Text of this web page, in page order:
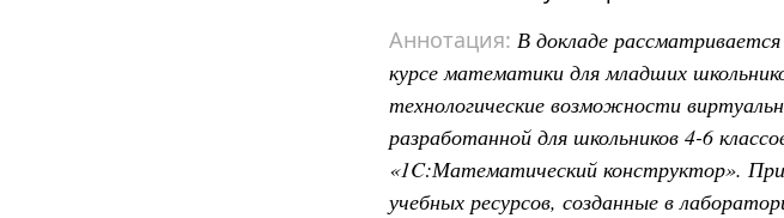
В докладе
курсе математики для младших
технологические возможности
разработаннойдля школьников 4-6
«1C:Математический конструктор».
учебных ресурсов, созданные в